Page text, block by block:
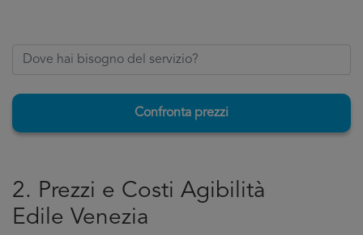
Confronta prezzi
2. Prezzi e Costi Agibilità
Edile Venezia